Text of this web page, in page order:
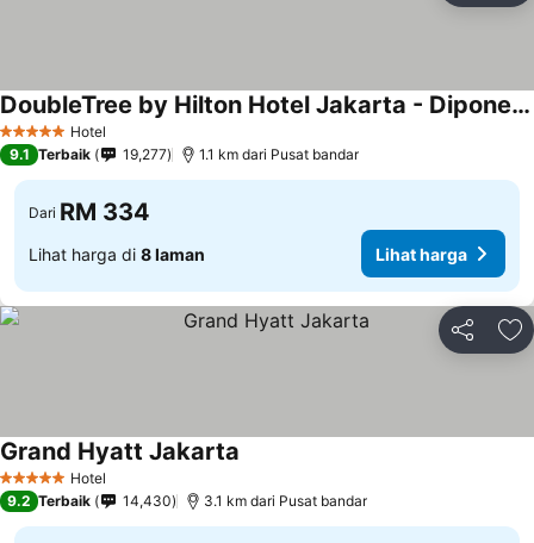
5 Bintang Hotel
DoubleTree by Hilton Hotel Jakarta - Diponegoro
9.1 Terbaik 19,277 1.1 km dari Pusat bandar
Dari RM 334
Lihat harga di 8 laman Lihat harga
Kongsi
5 Bintang Hotel
Grand Hyatt Jakarta
9.2 Terbaik 14,430 3.1 km dari Pusat bandar